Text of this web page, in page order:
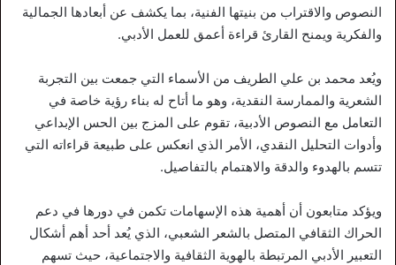
النصوص والاقتراب من بنيتها الفنية، بما يكشف عن أبعادها الجمالية
والفكرية ويمنح القارئ قراءة أعمق للعمل الأدبي.
ويُعد محمد بن علي الطريف من الأسماء التي جمعت بين التجربة
الشعرية والممارسة النقدية، وهو ما أتاح له بناء رؤية خاصة في
التعامل مع النصوص الأدبية، تقوم على المزج بين الحس الإبداعي
وأدوات التحليل النقدي، الأمر الذي انعكس على طبيعة قراءاته التي
تتسم بالهدوء والدقة والاهتمام بالتفاصيل.
ويؤكد متابعون أن أهمية هذه الإسهامات تكمن في دورها في دعم
الحراك الثقافي المتصل بالشعر الشعبي، الذي يُعد أحد أهم أشكال
التعبير الأدبي المرتبطة بالهوية الثقافية والاجتماعية، حيث تسهم